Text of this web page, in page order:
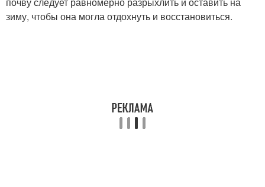
зиму, чтобы она могла отдохнуть и восстановиться.